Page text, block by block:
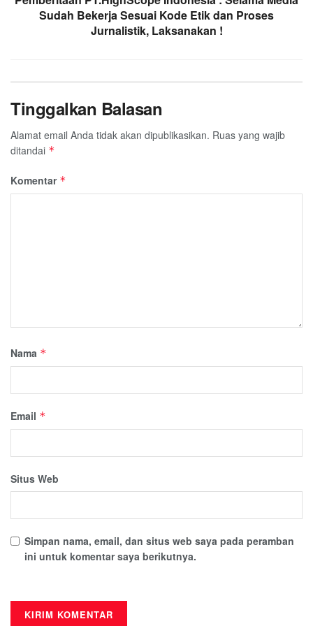
Sudah Bekerja Sesuai Kode Etik dan Proses
Jurnalistik, Laksanakan !
Tinggalkan Balasan
Alamat email Anda tidak akan dipublikasikan. Ruas yang wajib
ditandai *
Komentar *
Nama *
Email *
Situs Web
Simpan nama, email, dan situs web saya pada peramban
ini untuk komentar saya berikutnya.